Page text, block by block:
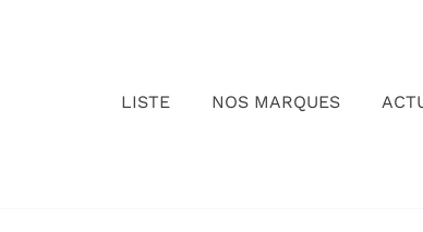
LISTE NOS MARQUES